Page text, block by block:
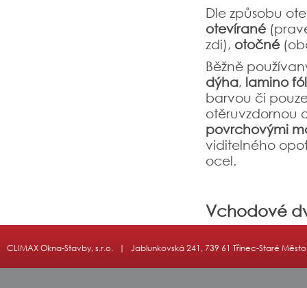
Dle způsobu
otevírané
zdi), otočné
Běžně
dýha, lamino
barvou či
otěruvzdornou
povrchovými
viditelného
ocel.
Vchodové
CLIMAX Okna-Stavby, s.r.o. | Jablunkovská 241, 739 61 Třinec-Staré